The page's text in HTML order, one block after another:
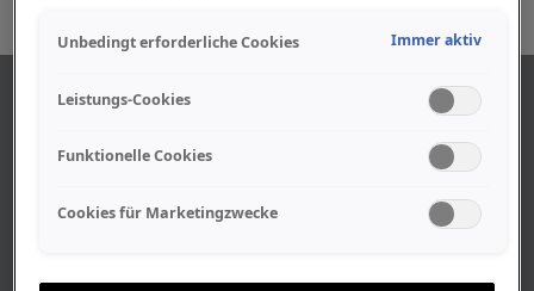
Geschäftszeiten
Unbedingt erforderliche Cookies Immer aktiv
Leistungs-Cookies
Funktionelle Cookies
Cookies für Marketingzwecke